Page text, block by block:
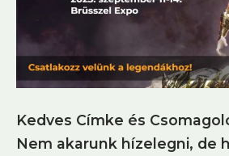
Kedves Címke és
Nem akarunk hízelegni, de